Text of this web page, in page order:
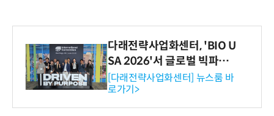
다래전략사업화센터, 'BIO U
SA 2026'서 글로벌 빅파마
와의 비즈니스 미팅 지원…K
-바이오 해외 진출 교두보 확
보
[다래전략사업화센터] 뉴스룸 바
로가기>